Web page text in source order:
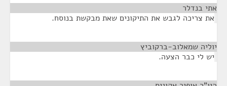
אתי בנדלר
את צריכה לגבש את התיקונים שאת מבקשת בנוסח.
יוליה שמאלוב-ברקוביץ
יש לי כבר הצעה.